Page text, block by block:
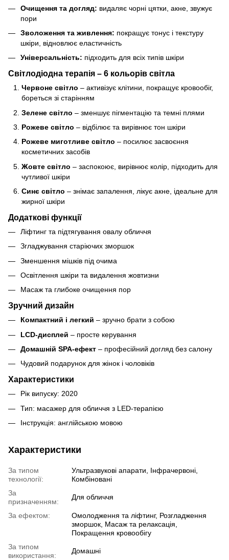
Очищення та догляд: видаляє чорні цятки, акне, звужує
пори
Зволоження та живлення: покращує тонус і текстуру
шкіри, відновлює еластичність
Універсальність: підходить для всіх типів шкіри
Світлодіодна терапія – 6 кольорів світла
Червоне світло – активізує клітини, покращує кровообіг,
бореться зі старінням
Зелене світло – зменшує пігментацію та темні плями
Рожеве світло – відбілює та вирівнює тон шкіри
Рожеве миготливе світло – посилює засвоєння
косметичних засобів
Жовте світло – заспокоює, вирівнює колір, підходить для
чутливої шкіри
Синє світло – знімає запалення, лікує акне, ідеальне для
жирної шкіри
Додаткові функції
Ліфтинг та підтягування овалу обличчя
Згладжування старіючих зморшок
Зменшення мішків під очима
Освітлення шкіри та видалення жовтизни
Масаж та глибоке очищення пор
Зручний дизайн
Компактний і легкий – зручно брати з собою
LCD-дисплей – просте керування
Домашній SPA-ефект – професійний догляд без салону
Чудовий подарунок для жінок і чоловіків
Характеристики
Рік випуску: 2020
Тип: масажер для обличчя з LED-терапією
Інструкція: англійською мовою
Характеристики
За типом
технології:
Ультразвукові апарати, Інфрачервоні,
Комбіновані
За
призначенням:
Для обличчя
За ефектом:
Омолодження та ліфтинг, Розгладження
зморшок, Масаж та релаксація,
Покращення кровообігу
За типом
використання:
Домашні